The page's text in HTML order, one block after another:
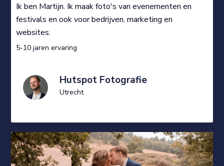
Ik ben Martijn. Ik maak foto's van evenementen en
festivals en ook voor bedrijven, marketing en
websites.
5-10 jaren ervaring
Hutspot Fotografie
Utrecht